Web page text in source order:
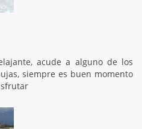
acude a alguno de los
siempre es buen momento